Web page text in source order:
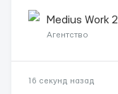
567 59...Medius Work 2
Агентство
16 секунд назад